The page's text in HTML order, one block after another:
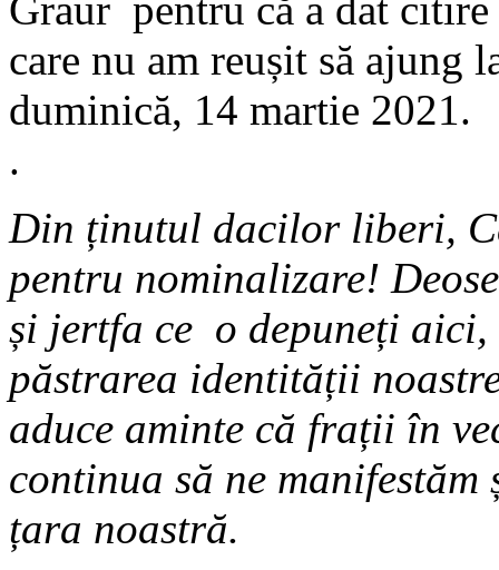
care nu am reușit să ajung
duminică, 14 martie 2021.
.
Din ținutul dacilor liberi,
pentru nominalizare!
și jertfa ce o depuneți
păstrarea identității
aduce aminte că frații în
continua să ne
țara noastră.